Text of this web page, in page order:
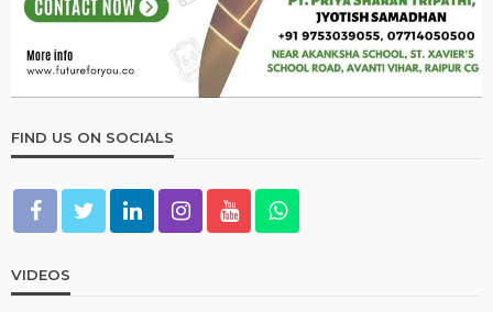
FIND US ON SOCIALS
VIDEOS